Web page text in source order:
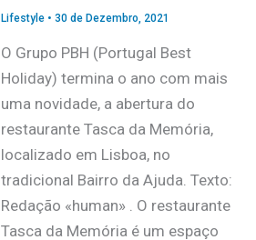
Lifestyle• 30 de Dezembro, 2021
O Grupo PBH (Portugal Best
Holiday) termina o ano com mais
uma novidade, a abertura do
restaurante Tasca da Memória,
localizado em Lisboa, no
tradicional Bairro da Ajuda. Texto:
Redação «human» . O restaurante
Tasca da Memória é um espaço